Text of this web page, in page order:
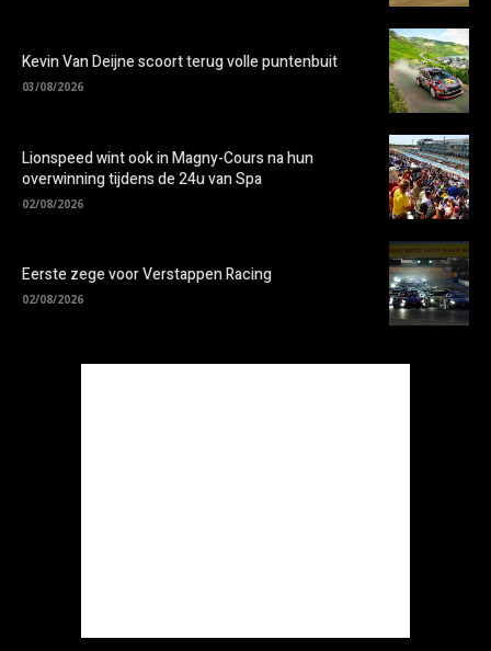
Kevin Van Deijne scoort terug volle puntenbuit
03/08/2026
Lionspeed wint ook in Magny-Cours na hun
overwinning tijdens de 24u van Spa
02/08/2026
Eerste zege voor Verstappen Racing
02/08/2026